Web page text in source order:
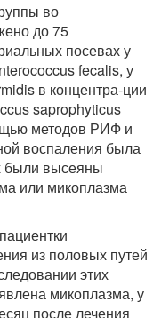
во
до 75
посевах у
fecalis, у
в концентра-ции
saprophyticus
методов РИФ и
воспаления была
были высеяны
или микоплазма
из половых путей
этих
микоплазма, у
после лечения